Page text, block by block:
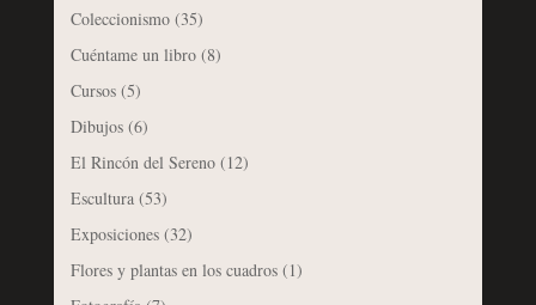
Coleccionismo(35)
Cuéntame un libro(8)
Cursos(5)
Dibujos(6)
El Rincón del Sereno(12)
Escultura(53)
Exposiciones(32)
Flores y plantas en los cuadros(1)